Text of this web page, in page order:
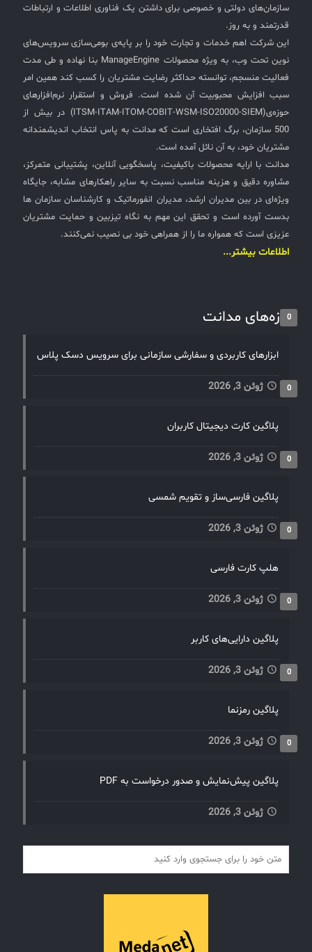
سازمان‌های دولتی و خصوصی برای داشتن یک فناوری اطلاعات و ارتباطات
قدرتمند و به روز.
این شرکت اهم خدمات و تجارت خود را بر پایه‌ی بومی‌سازی سرویس‌های
نوین تحت وب، به ویژه محصولات ManageEngine بنا نهاده و طی مدت
فعالیت منسجم، توانسته حداکثر رضایت مشتریان را کسب کند همین امر
سبب افزایش محبوبیت آن شده است. فروش و استقرار نرم‌افزارهای
حوزه‌ی(ITSM-ITAM-ITOM-COBIT-WSM-ISO20000-SIEM) در بیش از
500 سازمان، برگ افتخاری است که مدانت به پاس انتخاب اندیشمندانه
مشتریان خود، به آن نائل آمده است.
مدانت با ارایه محصولات باکیفیت، پاسخگویی آنلاین، پشتیبانی متمرکز،
مشاوره دقیق و هزینه مناسب نسبت به سایر راهکارهای مشابه، جایگاه
ویژه‌ای در بین مدیران ارشد، مدیران انفورماتیک و کارشناسان سازمان ها
بدست آورده است و تحقق این مهم به نگاه تیزبین و حمایت مشتریان
عزیزی است که همواره ما را از همراهی خود بی نصیب نمی‌کنند.
اطلاعات بیشتر...
تازه‌های مدانت0
ابزارهای کاربردی و سفارشی سازمانی برای سرویس دسک پلاس
ژوئن 3, 2026 0
پلاگین کارت دیجیتال کاربران
ژوئن 3, 2026 0
پلاگین فارسی‌ساز و تقویم شمسی
ژوئن 3, 2026 0
هلپ کارت فارسی
ژوئن 3, 2026 0
پلاگین دارایی‌های کاربر
ژوئن 3, 2026 0
پلاگین رمزنما
ژوئن 3, 2026 0
پلاگین پیش‌نمایش و صدور درخواست به PDF
ژوئن 3, 2026